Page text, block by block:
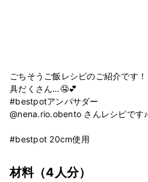
ごちそうご飯レシピのご紹介です！
具だくさん…🤤💕
#bestpotアンバサダー
@nena.rio.obento さんレシピです♪
#bestpot 20cm使用
材料（4人分）